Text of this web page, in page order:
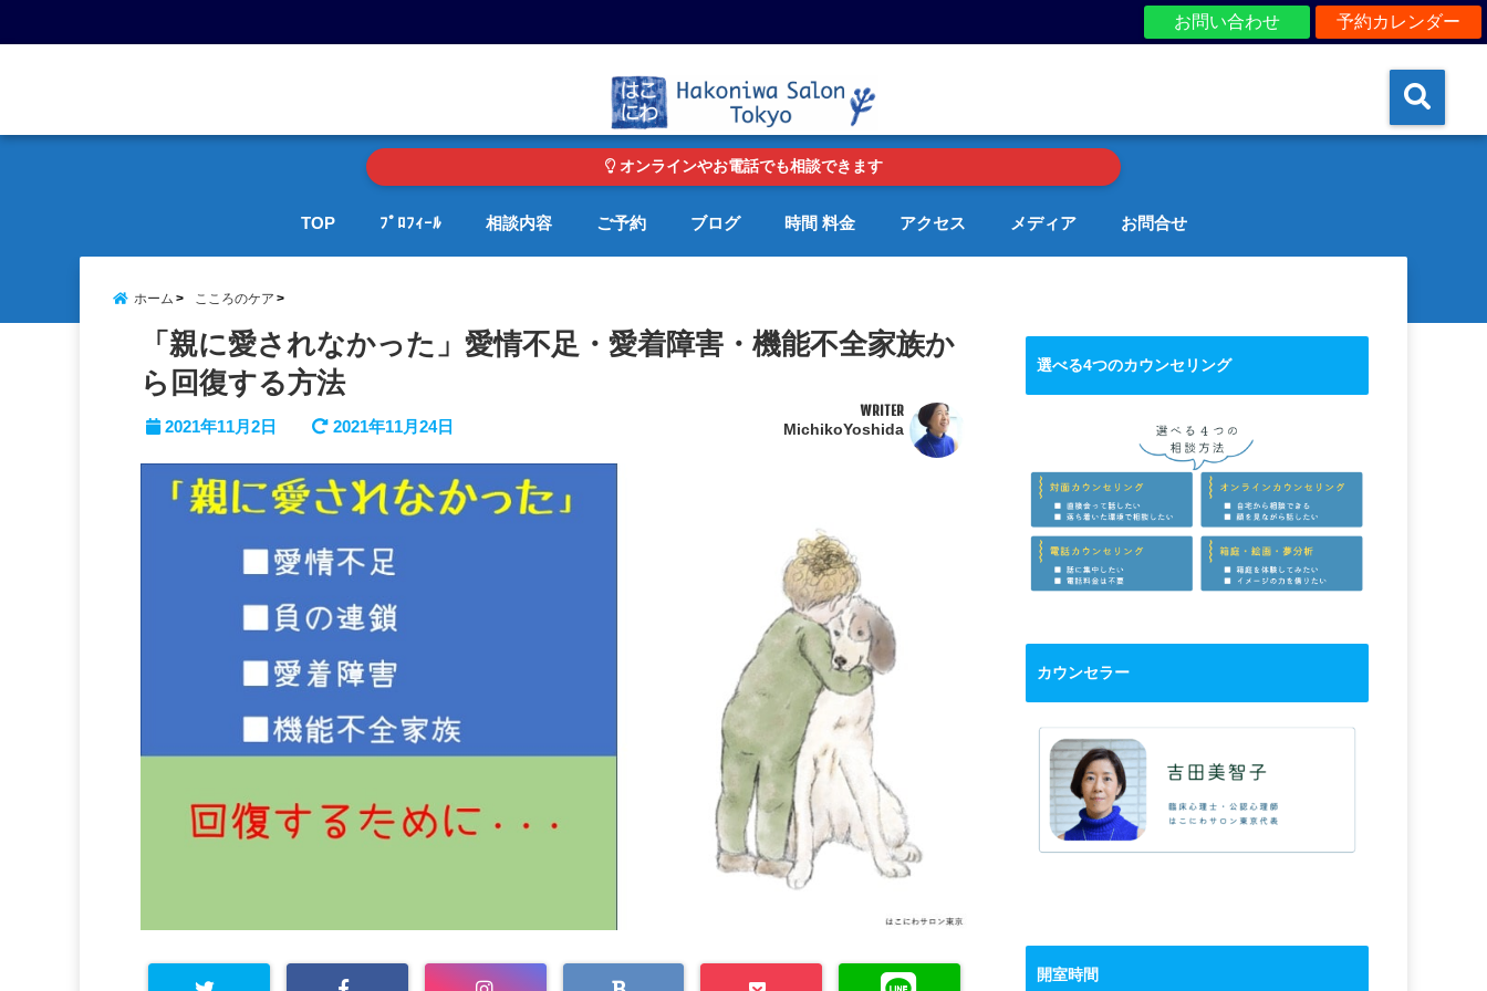
予約カレンダー
お問い合わせ
オンラインやお電話でも相談できます
TOP ﾌﾟﾛﾌｨｰﾙ 相談内容 ご予約 ブログ 時間 料金 アクセス メディア お問合せ
ホーム こころのケア
「親に愛されなかった」愛情不足・愛着障害・機能不全家族か
ら回復する方法
2021年11月2日 2021年11月24日
WRITER
MichikoYoshida
選べる4つのカウンセリング
カウンセラー
開室時間